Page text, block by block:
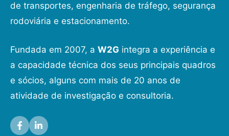
de transportes, engenharia de tráfego, segurança
rodoviária e estacionamento.
Fundada em 2007, a W2G integra a experiência e
a capacidade técnica dos seus principais quadros
e sócios, alguns com mais de 20 anos de
atividade de investigação e consultoria.